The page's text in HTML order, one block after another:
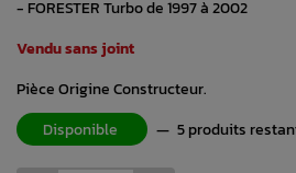
- FORESTER Turbo de 1997 à 2002
Vendu sans joint
Pièce Origine Constructeur.
Disponible
— 5 produits